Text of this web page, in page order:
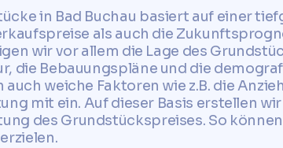
in Bad Buchau basiert auf einer
als auch die
wir vor allem die Lage des
die Bebauungspläne und die
weiche Faktoren wie z.B. die
mit ein. Auf dieser Basis erstellen
des Grundstückspreises. So können